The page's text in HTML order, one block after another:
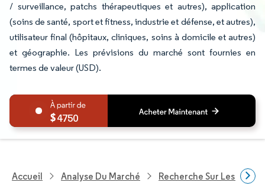
/ surveillance, patchs thérapeutiques et autres), application
(soins de santé, sport et fitness, industrie et défense, et autres),
utilisateur final (hôpitaux, cliniques, soins à domicile et autres)
et géographie. Les prévisions du marché sont fournies en
termes de valeur (USD).
4750
Accueil Analyse Du Marché Recherche Sur Les